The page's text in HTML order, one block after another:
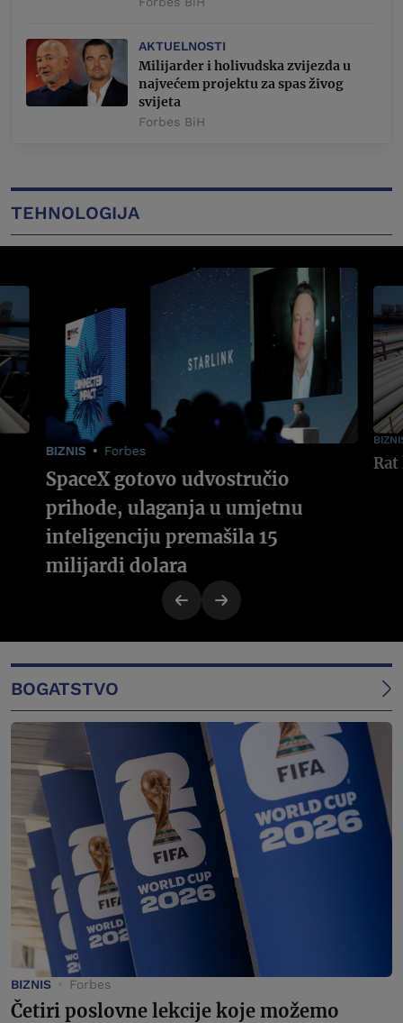
AKTUELNOSTI
Milijarder i holivudska zvijezda u
najvećem projektu za spas živog
svijeta
Forbes BiH
TEHNOLOGIJA
BIZNIS Forbes
SpaceX gotovo udvostručio
prihode, ulaganja u umjetnu
inteligenciju premašila 15
milijardi dolara
BOGATSTVO
BIZNIS Forbes
Četiri poslovne lekcije koje možemo